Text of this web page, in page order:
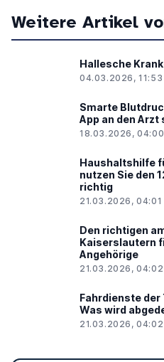
Weitere Artikel
Hallesche
04.03.2026, 11:53
Smarte
App an den Arzt
18.03.2026, 04:00
Haushaltshilfe
nutzen Sie den
richtig
21.03.2026, 04:01
Den richtigen
Kaiserslautern
Angehörige
21.03.2026, 04:02
Fahrdienste der
Was wird
21.03.2026, 04:02